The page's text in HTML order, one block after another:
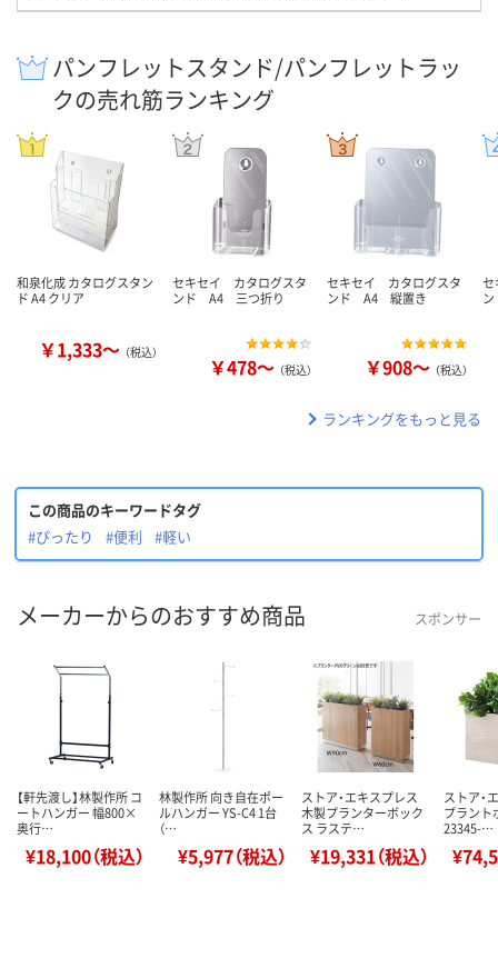
パンフレットスタンド/パンフレットラッ
クの売れ筋ランキング
和泉化成 カタログスタン
ド A4 クリア
￥1,333～ （税込）
セキセイ カタログスタ
ンド A4 三つ折り
￥478～ （税込）
セキセイ カタログスタ
ンド A4 縦置き
￥908～ （税込）
ランキングをもっと見る
この商品のキーワードタグ
#ぴったり
#便利 #軽い
メーカーからのおすすめ商品 スポンサー
【軒先渡し】林製作所 コ
ートハンガー 幅800×
奥行…
¥18,100（税込）
林製作所 向き自在ポー
ルハンガー YS-C4 1台
（…
¥5,977（税込）
ストア・エキスプレス
木製プランターボック
ス ラステ…
¥19,331（税込）
ストア・
プラント
23345-…